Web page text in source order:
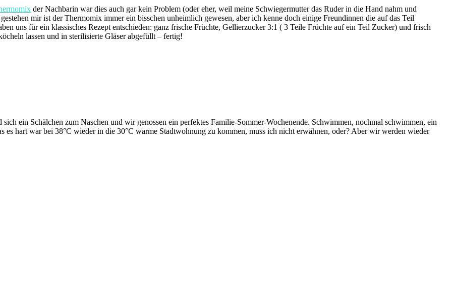
der Nachbarin war dies auch gar kein Problem (oder eher, weil meine Schwiegermutter das Ruder in die Hand nahm und
mir ist der Thermomix immer ein bisschen unheimlich gewesen, aber ich kenne doch einige Freundinnen die auf das Teil
uns für ein klassisches Rezept entschieden: ganz frische Früchte, Gellierzucker 3:1 ( 3 Teile Früchte auf ein Teil Zucker) und frisch
lassen und in sterilisierte Gläser abgefüllt – fertig!
ein Schälchen zum Naschen und wir genossen ein perfektes Familie-Sommer-Wochenende. Schwimmen, nochmal schwimmen, ein
es hart war bei 38°C wieder in die 30°C warme Stadtwohnung zu kommen, muss ich nicht erwähnen, oder? Aber wir werden wieder